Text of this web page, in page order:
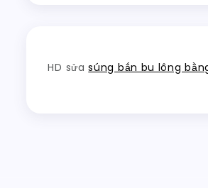
HD sửasúng bắn bu lông